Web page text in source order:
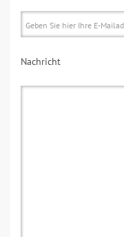
Nachricht